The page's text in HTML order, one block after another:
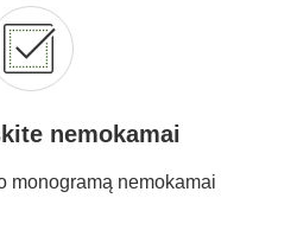
nemokamai
monogramą nemokamai